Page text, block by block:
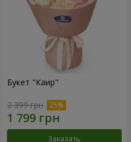
Букет "Каир"
2 399 грн
Заказать